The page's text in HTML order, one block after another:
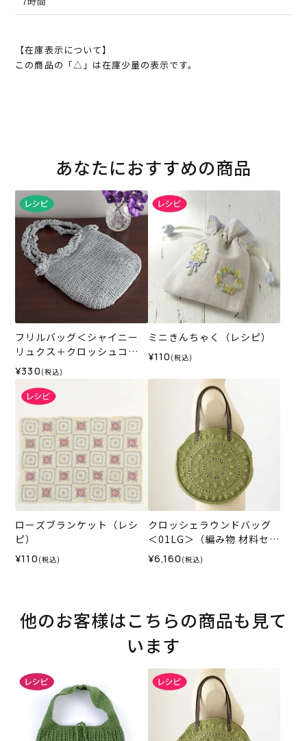
【在庫表示について】
この商品の「△」は在庫少量の表示です。
あなたにおすすめの商品
フリルバッグ＜シャイニー
リュクス＋クロッシュコッ
トン＞（レシピ）
¥330 (税込)
ミニきんちゃく（レシピ）
¥110 (税込)
ローズブランケット（レシ
ピ）
¥110 (税込)
クロッシェラウンドバッグ
＜01LG＞（編み物 材料セッ
ト）
¥6,160 (税込)
他のお客様はこちらの商品も見て
います